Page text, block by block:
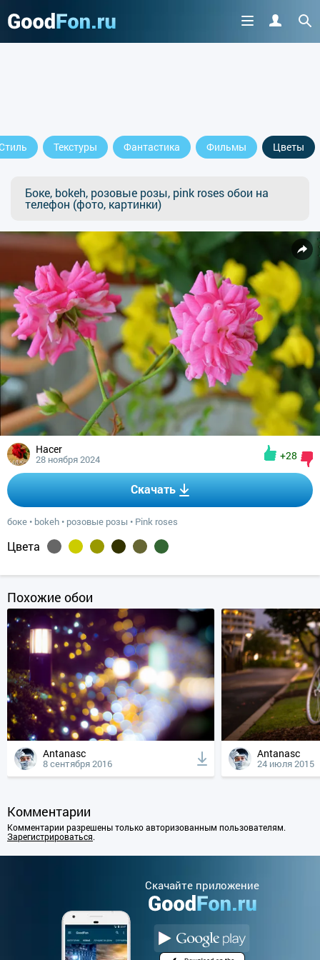
Текстуры Фантастика Фильмы Цветы
Боке, bokeh, розовые розы, pink roses обои на
телефон (фото, картинки)
Hacer
28 ноября 2024 +28
Скачать
боке • bokeh • розовые розы • Pink roses
Цвета
Похожие обои
Antanasc
8 сентября 2016
Antanasc
24 июля 2015
Комментарии
Комментарии разрешены только авторизованным пользователям.
Зарегистрироваться.
Cкачайте приложение